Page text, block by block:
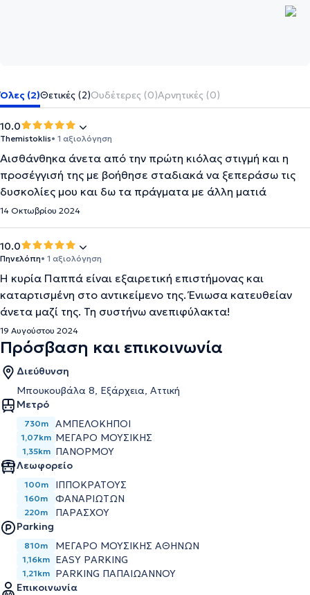
Όλες (2)Θετικές (2)Ουδέτερες (0)Αρνητικές (0)
10.0
Themistoklis• 1 αξιολόγηση
Αισθάνθηκα άνετα από την πρώτη κιόλας στιγμή και η
προσέγγισή της με βοήθησε σταδιακά να ξεπεράσω τις
δυσκολίες μου και δω τα πράγματα με άλλη ματιά
14 Οκτωβρίου 2024
10.0
Πηνελόπη• 1 αξιολόγηση
Η κυρία Παππά είναι εξαιρετική επιστήμονας και
καταρτισμένη στο αντικείμενο της. Ένιωσα κατευθείαν
άνετα μαζί της. Τη συστήνω ανεπιφύλακτα!
19 Αυγούστου 2024
Πρόσβαση και επικοινωνία
Διεύθυνση
Μπουκουβάλα 8, Εξάρχεια, Αττική
Μετρό
730m ΑΜΠΕΛΌΚΗΠΟΙ
1,07km ΜΈΓΑΡΟ ΜΟΥΣΙΚΉΣ
1,35km ΠΑΝΌΡΜΟΥ
Λεωφορείο
100m ΙΠΠΟΚΡΑΤΟΥΣ
160m ΦΑΝΑΡΙΩΤΩΝ
220m
ΠΑΡΑΣΧΟΥ
Parking
810m ΜΕΓΆΡΟ ΜΟΥΣΙΚΉΣ ΑΘΗΝΏΝ
1,16km EASY PARKING
1,21km PARKING ΠΑΠΑΙΩΆΝΝΟΥ
Επικοινωνία